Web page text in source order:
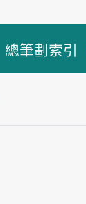
總筆劃索引